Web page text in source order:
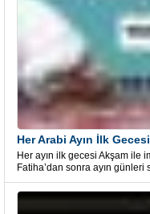
Her ayın ilk gecesi Akşam ile
Fatiha’dan sonra ayın günleri